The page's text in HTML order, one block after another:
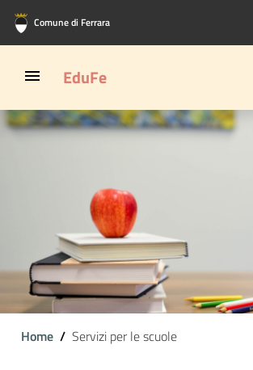
Vai al contenuto principale
Vai al footer
Comune di Ferrara
EduFe
Home Servizi per le scuole